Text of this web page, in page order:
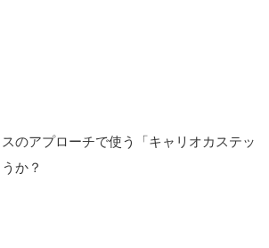
のアプローチで使う「キャリオカステッ
か？